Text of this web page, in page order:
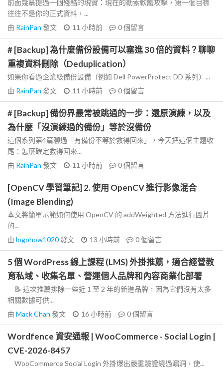
前面幾篇提過一個殘酷的現實：現在的勒索軟體攻擊，第一個目標
往往不是你的正式資料，...
由 RainPan 發文 11 小時前 0個留言
# [Backup] 為什麼備份設備可以塞進 30 倍的資料？聊聊
重複資料刪除（Deduplication）
如果你看過企業級備份設備（例如 Dell PowerProtect DD 系列）...
由 RainPan 發文 11 小時前 0個留言
# [Backup] 備份界最常被跳過的一步：還原演練，以及
為什麼「沒演練過的備份」等於沒備份
這個系列第4篇聊過「有備份不等於救得回來」，今天把這個主題收
尾：怎麼確定救得回來...
由 RainPan 發文 11 小時前 0個留言
[OpenCV 學習筆記] 2. 使用 OpenCV 進行影像混合
(Image Blending)
本文將簡單示範如何使用 OpenCV 的 addWeighted 方法進行圖片
的...
由 logohow1020發文 13 小時前 0個留言
5 個 WordPress 線上課程 (LMS) 外掛推薦，適合經營教
育私域、收集名單、營運個人品牌和內容商業化部署
📝 這次推薦排除一些近 1 至 2 年的新進品牌，因為它們沒有太多
相關數據可供...
由 Mack Chan 發文 16 小時前 0個留言
Wordfence 資安通報 | WooCommerce - Social Login |
CVE-2026-8457
WooCommerce Social Login 外掛爆出嚴重驗證繞過漏洞，使...